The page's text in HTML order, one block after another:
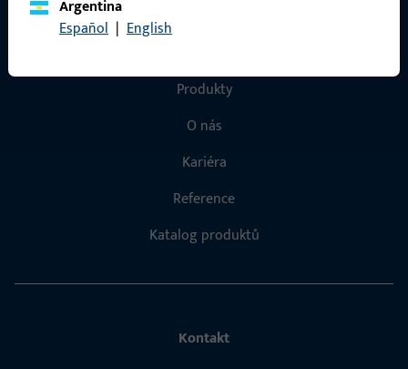
Argentina
Español | English
Produkty
O nás
Kariéra
Reference
Katalog produktů
Kontakt